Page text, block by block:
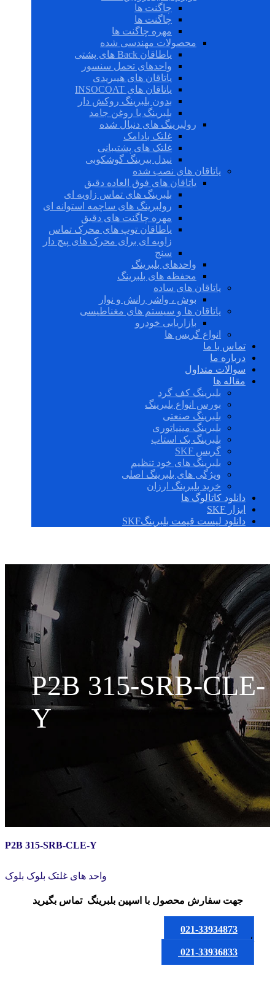
چاگنت ها
چاگنت ها
مهره چاگنت ها
محصولات مهندسی شده
یاطاقان Back های پشتی
واحدهای تحمل سنسور
یاتاقان های هیبریدی
یاتاقان های INSOCOAT
بدون بلبرینگ روکش دار
بلبرینگ با روغن جامد
رولبرینگ های دنبال شده
غلتک بادامک
غلتک های پشتیبانی
نیدل بیرینگ گوشکوبی
یاتاقان های نصب شده
یاتاقان های فوق العاده دقیق
بلبرینگ های تماس زاویه ای
رولبرینگ های ساچمه استوانه ای
مهره چاگنت های دقیق
یاطاقان توپ های محرک تماس
زاویه ای برای محرک های پیچ دار
سنج
واحدهای بلبرینگ
محفظه های بلبرینگ
یاتاقان های ساده
بوش ، واشر رانش و نوار
یاتاقان ها و سیستم های مغناطیسی
بازاریابی خودرو
انواع گریس ها
تماس با ما
درباره ما
سوالات متداول
مقاله ها
بلبرینگ کف گرد
بورس انواع بلبرینگ
بلبرینگ صنعتی
بلبرینگ مینیاتوری
بلبرینگ بک استاپ
گریس SKF
بلبرینگ های خود تنظیم
ویژگی های بلبرینگ اصلی
خرید بلبرینگ ارزان
دانلود کاتالوگ ها
ابزار SKF
دانلود لیست قیمت بلبرینگSKF
P2B 315-SRB-CLE-
Y
P2B 315-SRB-CLE-Y
واحد های غلتک بلوک بلوک
جهت سفارش محصولبا اسپین بلبرینگ تماس بگیرید
021-33934873
یا
021-33936833